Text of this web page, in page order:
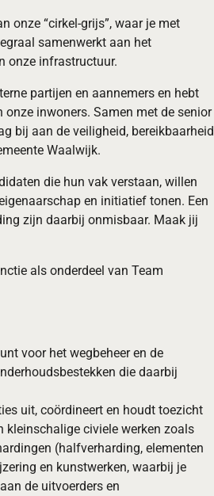
onze “cirkel-grijs”, waar je met
samenwerkt aan het
onze infrastructuur.
partijen en aannemers en hebt
onze inwoners. Samen met de senior
bij aan de veiligheid, bereikbaarheid
Waalwijk.
die hun vak verstaan, willen
en initiatief tonen. Een
zijn daarbij onmisbaar. Maak jij
als onderdeel van Team
voor het wegbeheer en de
die daarbij
uit, coördineert en houdt toezicht
kleinschalige civiele werken zoals
(halfverharding, elementen
en kunstwerken, waarbij je
de uitvoerders en